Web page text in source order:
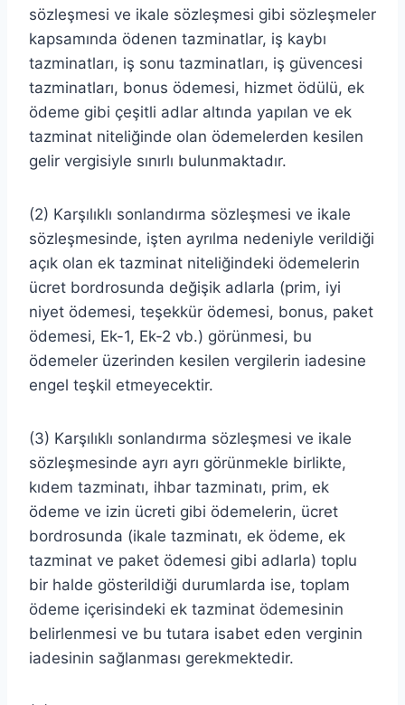
sözleşmesi ve ikale sözleşmesi gibi sözleşmeler
kapsamında ödenen tazminatlar, iş kaybı
tazminatları, iş sonu tazminatları, iş güvencesi
tazminatları, bonus ödemesi, hizmet ödülü, ek
ödeme gibi çeşitli adlar altında yapılan ve ek
tazminat niteliğinde olan ödemelerden kesilen
gelir vergisiyle sınırlı bulunmaktadır.
(2) Karşılıklı sonlandırma sözleşmesi ve ikale
sözleşmesinde, işten ayrılma nedeniyle verildiği
açık olan ek tazminat niteliğindeki ödemelerin
ücret bordrosunda değişik adlarla (prim, iyi
niyet ödemesi, teşekkür ödemesi, bonus, paket
ödemesi, Ek-1, Ek-2 vb.) görünmesi, bu
ödemeler üzerinden kesilen vergilerin iadesine
engel teşkil etmeyecektir.
(3) Karşılıklı sonlandırma sözleşmesi ve ikale
sözleşmesinde ayrı ayrı görünmekle birlikte,
kıdem tazminatı, ihbar tazminatı, prim, ek
ödeme ve izin ücreti gibi ödemelerin, ücret
bordrosunda (ikale tazminatı, ek ödeme, ek
tazminat ve paket ödemesi gibi adlarla) toplu
bir halde gösterildiği durumlarda ise, toplam
ödeme içerisindeki ek tazminat ödemesinin
belirlenmesi ve bu tutara isabet eden verginin
iadesinin sağlanması gerekmektedir.